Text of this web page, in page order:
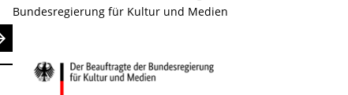
Bundesregierung für Kultur und Medien